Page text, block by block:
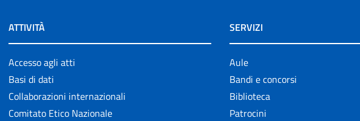
ATTIVITÀ
Accesso agli atti
Basi di dati
Collaborazioni internazionali
Comitato Etico Nazionale
SERVIZI
Aule
Bandi e concorsi
Biblioteca
Patrocini